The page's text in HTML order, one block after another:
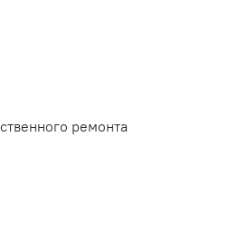
ремонта